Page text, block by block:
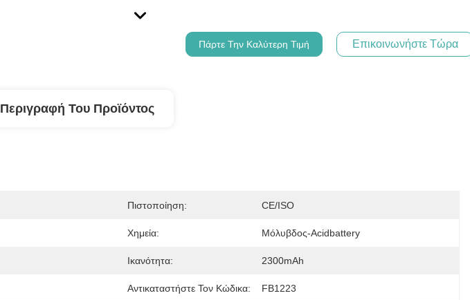
Πάρτε Την Καλύτερη Τιμή Επικοινωνήστε Τώρα
Περιγραφή Του Προϊόντος
Πιστοποίηση: CE/ISO
Χημεία: Μόλυβδος-Acidbattery
Ικανότητα: 2300mAh
Αντικαταστήστε Τον Κώδικα: FB1223